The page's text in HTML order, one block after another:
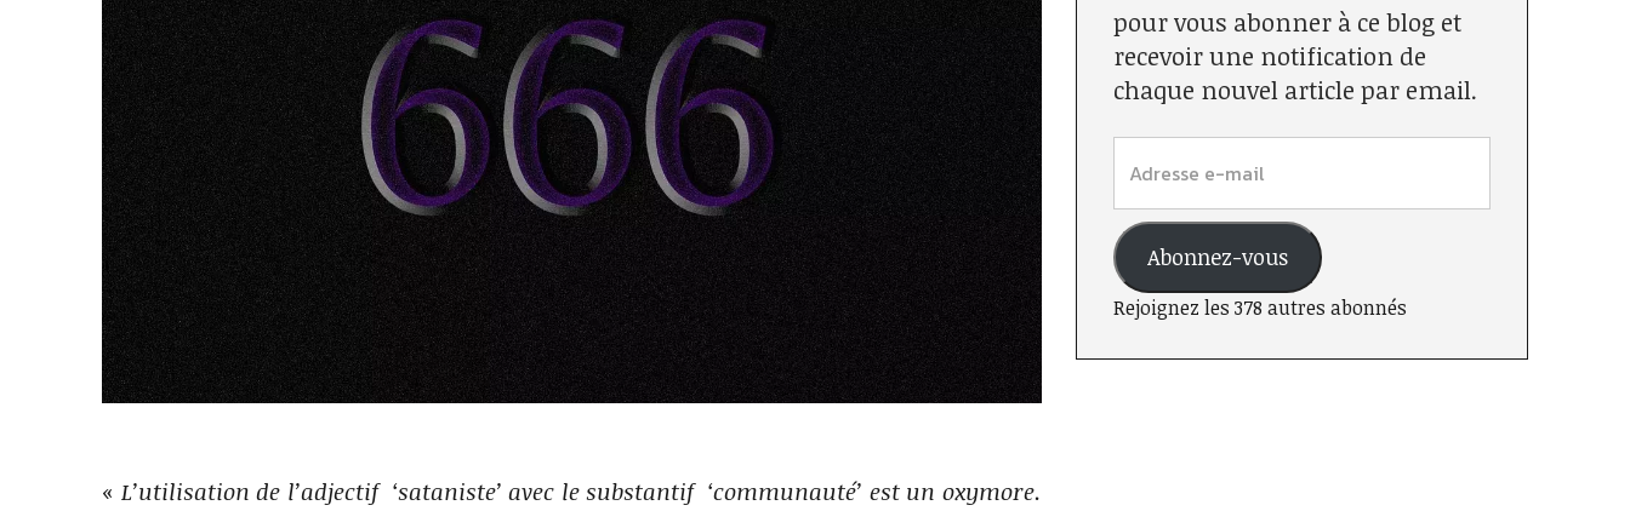
« L’utilisation de l’adjectif ‘sataniste’ avec le substantif ‘communauté’ est un oxymore.
pour vous abonner à ce blog et
recevoir une notification de
chaque nouvel article par email.
Abonnez-vous
Rejoignez les 378 autres abonnés